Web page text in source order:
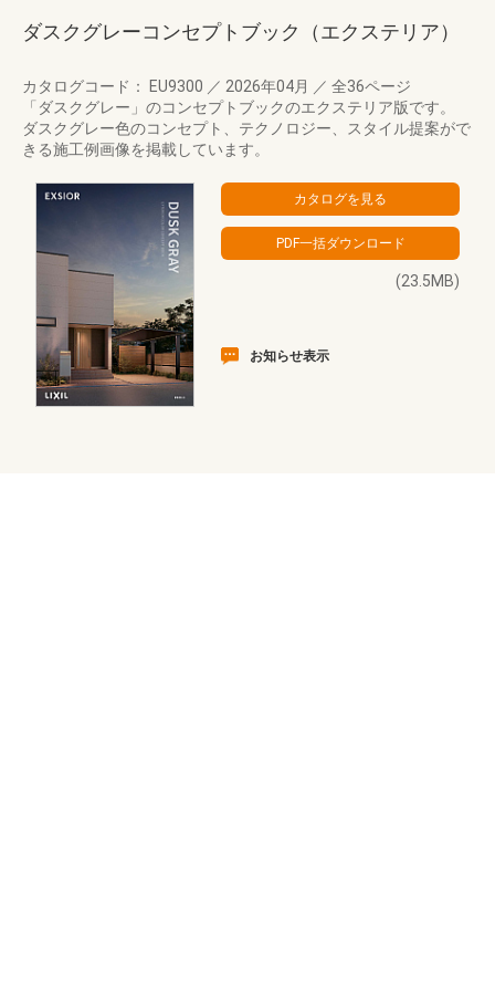
ダスクグレーコンセプトブック（エクステリア）
カタログコード： EU9300 ／ 2026年04月 ／ 全36ページ
「ダスクグレー」のコンセプトブックのエクステリア版です。
ダスクグレー色のコンセプト、テクノロジー、スタイル提案がで
きる施工例画像を掲載しています。
(23.5MB)
お知らせ表示